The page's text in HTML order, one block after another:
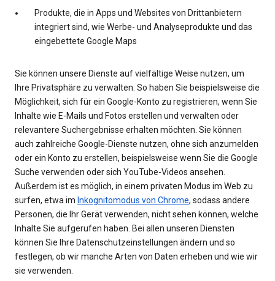
Produkte, die in Apps und Websites von Drittanbietern
integriert sind, wie Werbe- und Analyseprodukte und das
eingebettete Google Maps
Sie können unsere Dienste auf vielfältige Weise nutzen, um
Ihre Privatsphäre zu verwalten. So haben Sie beispielsweise die
Möglichkeit, sich für ein Google-Konto zu registrieren, wenn Sie
Inhalte wie E-Mails und Fotos erstellen und verwalten oder
relevantere Suchergebnisse erhalten möchten. Sie können
auch zahlreiche Google-Dienste nutzen, ohne sich anzumelden
oder ein Konto zu erstellen, beispielsweise wenn Sie die Google
Suche verwenden oder sich YouTube-Videos ansehen.
Außerdem ist es möglich, in einem privaten Modus im Web zu
surfen, etwa im Inkognitomodus von Chrome, sodass andere
Personen, die Ihr Gerät verwenden, nicht sehen können, welche
Inhalte Sie aufgerufen haben. Bei allen unseren Diensten
können Sie Ihre Datenschutzeinstellungen ändern und so
festlegen, ob wir manche Arten von Daten erheben und wie wir
sie verwenden.